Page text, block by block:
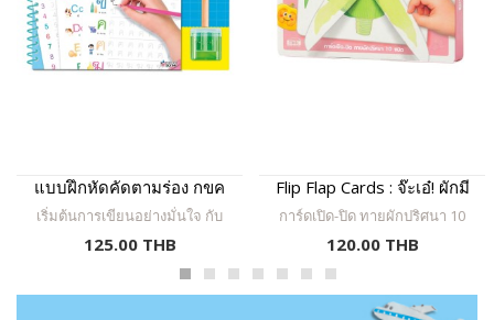
แบบฝึกหัดคัดตามร่อง กขค
ABC 123
เริ่มต้นการเขียนอย่างมั่นใจ กับ
หนู! ให้เจ้าตัวน้อยได้ฝึกคัด
พยัญชนะไทย ภาษาอังกฤษ และ
ตัวเลข ผ่านร่องเส้นชัดเจน พร้อม
125.00 THB
Flip Flap Cards : จ๊ะเอ๋! ผักมี
ประโยชน์
การ์ดเปิด-ปิด ทายผักปริศนา 10
อย่างแม่นยำ เรียนรู้ เปิดดู ทาย
120.00 THB